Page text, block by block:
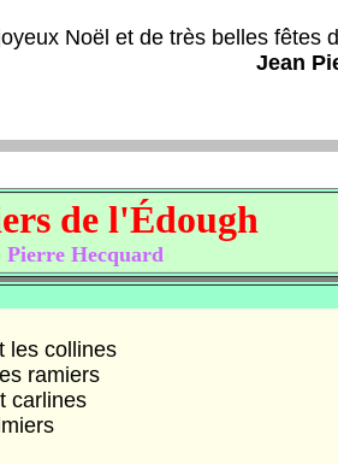
Noël et de très belles fêtes
Jean
de l'Édough
Hecquard
collines
ramiers